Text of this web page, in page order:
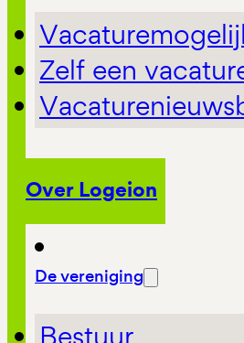
Zelf een
Over Logeion
De vereniging